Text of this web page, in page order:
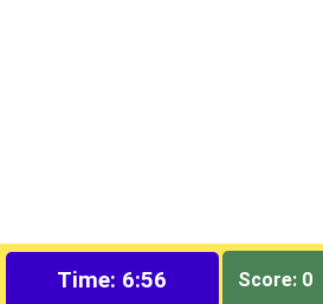
Time: 6:56 Score: 0